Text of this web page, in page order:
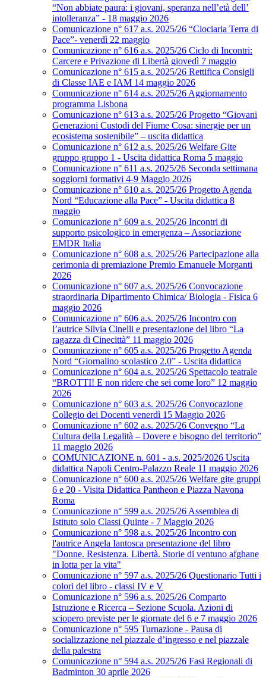
“Non abbiate paura: i giovani, speranza nell’età dell’
intolleranza” - 18 maggio 2026
Comunicazione n° 617 a.s. 2025/26 “Ciociaria Terra di
Pace”- venerdì 22 maggio
Comunicazione n° 616 a.s. 2025/26 Ciclo di Incontri:
Carcere e Privazione di Libertà giovedì 7 maggio
Comunicazione n° 615 a.s. 2025/26 Rettifica Consigli
di Classe IAE e IAM 14 maggio 2026
Comunicazione n° 614 a.s. 2025/26 Aggiornamento
programma Lisbona
Comunicazione n° 613 a.s. 2025/26 Progetto “Giovani
Generazioni Custodi del Fiume Cosa: sinergie per un
ecosistema sostenibile” – uscita didattica
Comunicazione n° 612 a.s. 2025/26 Welfare Gite
gruppo gruppo 1 - Uscita didattica Roma 5 maggio
Comunicazione n° 611 a.s. 2025/26 Seconda settimana
soggiorni formativi 4-9 Maggio 2026
Comunicazione n° 610 a.s. 2025/26 Progetto Agenda
Nord “Educazione alla Pace” - Uscita didattica 8
maggio
Comunicazione n° 609 a.s. 2025/26 Incontri di
supporto psicologico in emergenza – Associazione
EMDR Italia
Comunicazione n° 608 a.s. 2025/26 Partecipazione alla
cerimonia di premiazione Premio Emanuele Morganti
2026
Comunicazione n° 607 a.s. 2025/26 Convocazione
straordinaria Dipartimento Chimica/ Biologia - Fisica 6
maggio 2026
Comunicazione n° 606 a.s. 2025/26 Incontro con
l’autrice Silvia Cinelli e presentazione del libro “La
ragazza di Cinecittà” 11 maggio 2026
Comunicazione n° 605 a.s. 2025/26 Progetto Agenda
Nord “Giornalino scolastico 2.0” - Uscita didattica
Comunicazione n° 604 a.s. 2025/26 Spettacolo teatrale
“BROTTI! E non ridere che sei come loro” 12 maggio
2026
Comunicazione n° 603 a.s. 2025/26 Convocazione
Collegio dei Docenti venerdì 15 Maggio 2026
Comunicazione n° 602 a.s. 2025/26 Convegno “La
Cultura della Legalità – Dovere e bisogno del territorio”
11 maggio 2026
COMUNICAZIONE n. 601 - a.s. 2025/2026 Uscita
didattica Napoli Centro-Palazzo Reale 11 maggio 2026
Comunicazione n° 600 a.s. 2025/26 Welfare gite gruppi
6 e 20 - Visita Didattica Pantheon e Piazza Navona
Roma
Comunicazione n° 599 a.s. 2025/26 Assemblea di
Istituto solo Classi Quinte - 7 Maggio 2026
Comunicazione n° 598 a.s. 2025/26 Incontro con
l'autrice Angela Iantosca presentazione del libro
"Donne. Resistenza. Libertà. Storie di ventuno afghane
in lotta per la vita"
Comunicazione n° 597 a.s. 2025/26 Questionario Tutti i
colori del libro - classi IV e V
Comunicazione n° 596 a.s. 2025/26 Comparto
Istruzione e Ricerca – Sezione Scuola. Azioni di
sciopero previste per le giornate del 6 e 7 maggio 2026
Comunicazione n° 595 Turnazione - Pausa di
socializzazione nel piazzale d’ingresso e nel piazzale
della palestra
Comunicazione n° 594 a.s. 2025/26 Fasi Regionali di
Badminton 30 aprile 2026